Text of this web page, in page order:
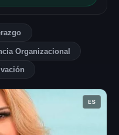
Organizacional
ES